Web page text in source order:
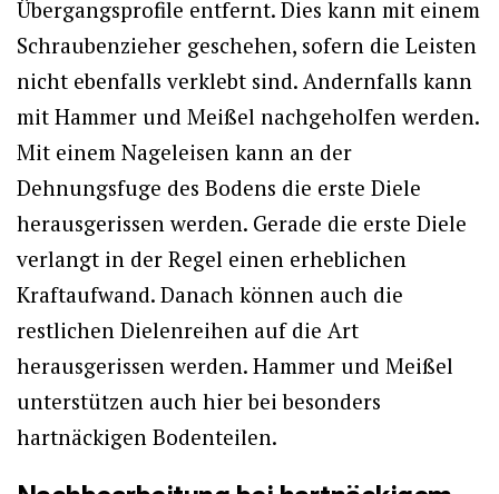
Übergangsprofile entfernt. Dies kann mit einem
Schraubenzieher geschehen, sofern die Leisten
nicht ebenfalls verklebt sind. Andernfalls kann
mit Hammer und Meißel nachgeholfen werden.
Mit einem Nageleisen kann an der
Dehnungsfuge des Bodens die erste Diele
herausgerissen werden. Gerade die erste Diele
verlangt in der Regel einen erheblichen
Kraftaufwand. Danach können auch die
restlichen Dielenreihen auf die Art
herausgerissen werden. Hammer und Meißel
unterstützen auch hier bei besonders
hartnäckigen Bodenteilen.